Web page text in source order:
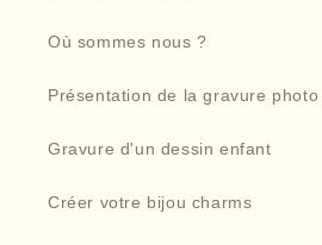
Où sommes nous ?
Présentation de la gravure photo
Gravure d'un dessin enfant
Créer votre bijou charms